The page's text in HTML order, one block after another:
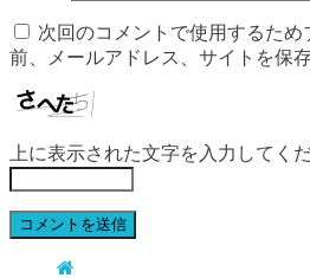
次回のコメントで使用するため
前、メールアドレス、サイトを保存
上に表示された文字を入力してくだ